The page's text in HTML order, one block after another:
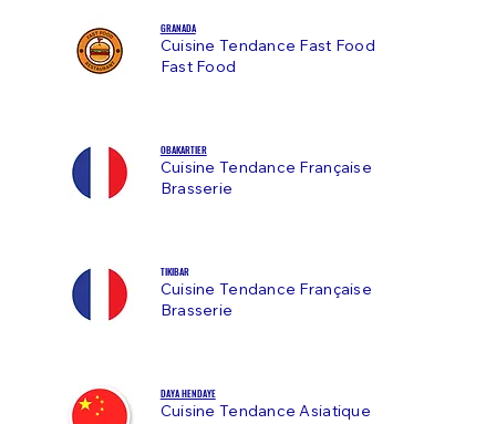
GRANADA
Cuisine Tendance Fast Food
Fast Food
OBAKARTIER
Cuisine Tendance Française
Brasserie
TIKIBAR
Cuisine Tendance Française
Brasserie
DAYA HENDAYE
Cuisine Tendance Asiatique